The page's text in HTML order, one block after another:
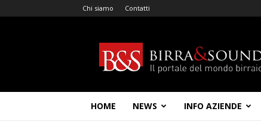
Chi siamo Contatti
&
Sound
HOME NEWS INFO AZIENDE